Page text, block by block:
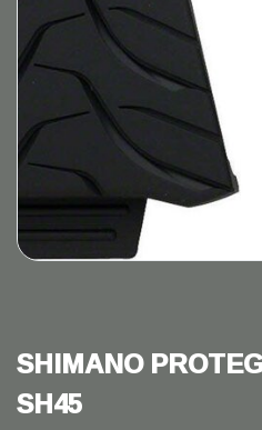
SHIMANO
SH45